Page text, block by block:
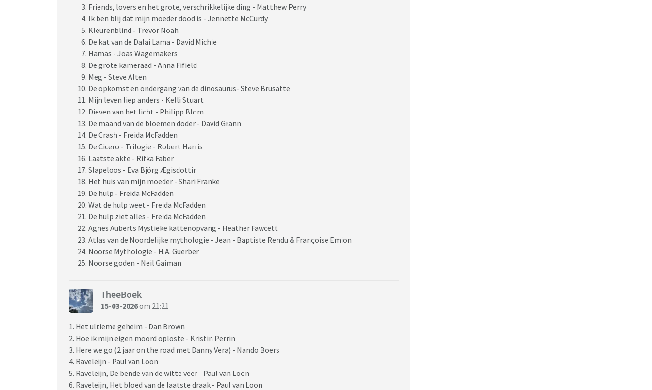
Friends, lovers en het grote, verschrikkelijke ding - Matthew Perry
Ik ben blij dat mijn moeder dood is - Jennette McCurdy
Kleurenblind - Trevor Noah
De kat van de Dalai Lama - David Michie
Hamas - Joas Wagemakers
De grote kameraad - Anna Fifield
Meg - Steve Alten
De opkomst en ondergang van de dinosaurus- Steve Brusatte
Mijn leven liep anders - Kelli Stuart
Dieven van het licht - Philipp Blom
De maand van de bloemen doder - David Grann
De Crash - Freida McFadden
De Cicero - Trilogie - Robert Harris
Laatste akte - Rifka Faber
Slapeloos - Eva Björg Ægisdottir
Het huis van mijn moeder - Shari Franke
De hulp - Freida McFadden
Wat de hulp weet - Freida McFadden
De hulp ziet alles - Freida McFadden
Agnes Auberts Mystieke kattenopvang - Heather Fawcett
Atlas van de Noordelijke mythologie - Jean - Baptiste Rendu & Françoise Emion
Noorse Mythologie - H.A. Guerber
Noorse goden - Neil Gaiman
TheeBoek
15-03-2026om 21:21
1. Het ultieme geheim - Dan Brown
2. Hoe ik mijn eigen moord oploste - Kristin Perrin
3. Here we go (2 jaar on the road met Danny Vera) - Nando Boers
4. Raveleijn - Paul van Loon
5. Raveleijn, De bende van de witte veer - Paul van Loon
6. Raveleijn, Het bloed van de laatste draak - Paul van Loon